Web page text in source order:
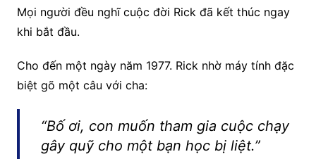
Mọi người đều nghĩ cuộc đời Rick đã kết thúc ngay
khi bắt đầu.
Cho đến một ngày năm 1977. Rick nhờ máy tính đặc
biệt gõ một câu với cha:
“Bố ơi, con muốn tham gia cuộc chạy
gây quỹ cho một bạn học bị liệt.”